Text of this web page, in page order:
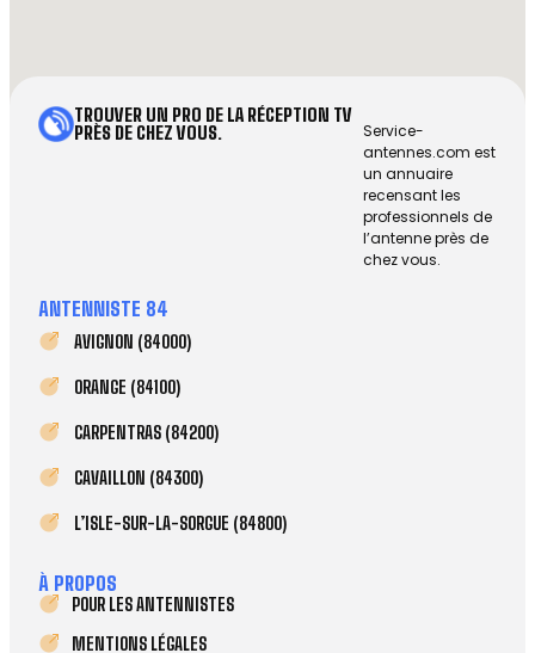
TROUVER UN PRO DE LA RÉCEPTION TV
PRÈS DE CHEZ VOUS.
Service-
antennes.com est
un annuaire
recensant les
professionnels de
l’antenne près de
chez vous.
ANTENNISTE 84
AVIGNON (84000)
ORANGE (84100)
CARPENTRAS (84200)
CAVAILLON (84300)
L’ISLE-SUR-LA-SORGUE (84800)
À PROPOS
POUR LES ANTENNISTES
MENTIONS LÉGALES